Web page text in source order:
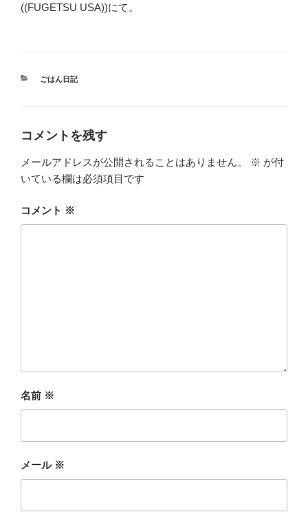
((FUGETSU USA))にて。
カ
ごはん日記
コメントを残す
メールアドレスが公開されることはありません。 ※ が付
いている欄は必須項目です
コメント ※
名前 ※
メール ※